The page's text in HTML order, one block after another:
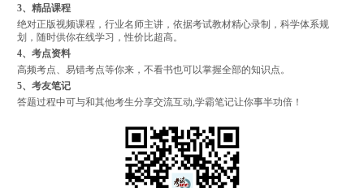
3、精品课程
绝对正版视频课程，行业名师主讲，依据考试教材精心录制，科学体系规
划，随时供你在线学习，性价比超高。
4、考点资料
高频考点、易错考点等你来，不看书也可以掌握全部的知识点。
5、考友笔记
答题过程中可与和其他考生分享交流互动,学霸笔记让你事半功倍！